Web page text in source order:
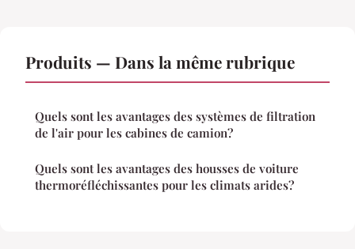
Produits — Dans la même rubrique
Quels sont les avantages des systèmes de filtration
de l'air pour les cabines de camion?
Quels sont les avantages des housses de voiture
thermoréfléchissantes pour les climats arides?